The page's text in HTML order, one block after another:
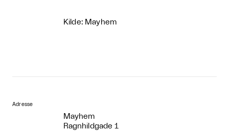
Kilde: Mayhem
Adresse
Mayhem
Ragnhildgade 1